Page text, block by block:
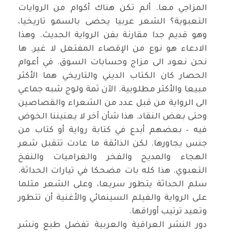
المزاجي معا. ألم تكن هناك أكوام من الروايات
التعبوية؟ الشعر عربيا يحضى بالسمو تاريخيا،
وهو قديم جدا مقارنة بفن الرواية الحديث. وهذا
الادعاء هو نوع من الإقصاء المفتعل لا غير. ها
نحن نعود الى مزاج وحسابات السوق. في أعوام
الحصار كان الكتاب الديني والتاريخي هما الأكثر
مبيعا والأكثر مطلوبية. الآن ثمة ولوج شبه جماعي
الى الرواية من قبل عدد من الشعراء والقصاصين
وحتى بعض النقاد. هذا شأن آخر لا يعنيننا الخوض
فيه – بعضهم أبدع في كتابة رواية أو كتاب من
جنس يجاورها. لكن الذائقة ما عادت تتقبل شعر
الهجاء والمديح والفخر والغراميات والنفخ
التعبوي. هذا كله بات مضحكا في تيارات الحداثة.
سلم الحداثة يتطور سريعا، وعلى الشعر مثلما
على الرواية والفيلم السينمائي والأغنية أن تتطور
وتعيد ترتيب أوراقها.
دور النشر العراقية والعربية تفضل طبع ونشر